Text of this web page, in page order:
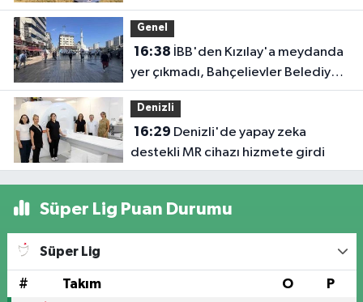
vatandaşlara böyle seslendi
Genel
16:38
yer çıkmadı, Bahçelievler Belediyesi
yer tahsis etti
Denizli
16:29
destekli MR cihazı hizmete girdi
Süper Lig Puan Durumu
Süper Lig
# Takım O P